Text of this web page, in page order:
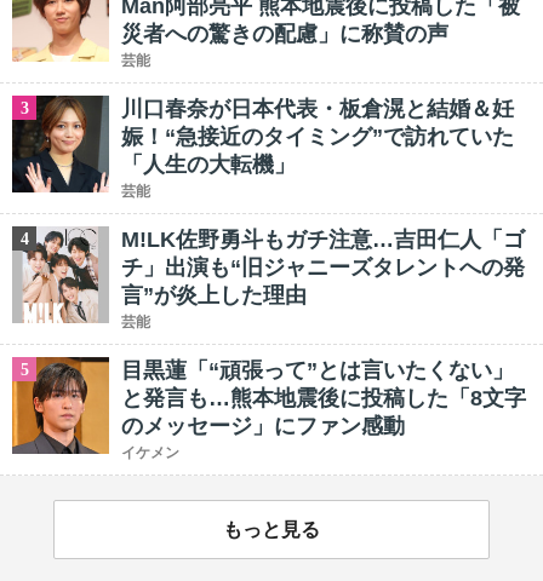
Man阿部亮平 熊本地震後に投稿した「被
災者への驚きの配慮」に称賛の声
芸能
3
川口春奈が日本代表・板倉滉と結婚＆妊
娠！“急接近のタイミング”で訪れていた
「人生の大転機」
芸能
4
M!LK佐野勇斗もガチ注意…吉田仁人「ゴ
チ」出演も“旧ジャニーズタレントへの発
言”が炎上した理由
芸能
5
目黒蓮「“頑張って”とは言いたくない」
と発言も…熊本地震後に投稿した「8文字
のメッセージ」にファン感動
イケメン
もっと見る